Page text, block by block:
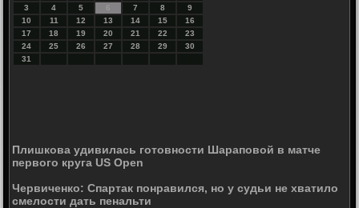
3
4 5 6 7 8
9
10
11 12 13 14 15
16
17
18 19 20 21 22
23
24
25 26 27 28 29
30
31
Плишкова удивилась готовности Шараповой в матче
первого круга US Open
Червиченко: Спартак понравился, но у судьи не хватило
смелости дать пенальти